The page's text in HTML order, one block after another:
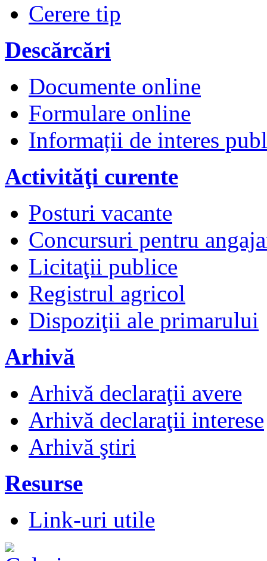
Cerere tip
Descărcări
Documente online
Formulare online
Informații de interes
Activităţi curente
Posturi vacante
Concursuri pentru
Licitaţii publice
Registrul agricol
Dispoziţii ale primarului
Arhivă
Arhivă declaraţii avere
Arhivă declaraţii interese
Arhivă ştiri
Resurse
Link-uri utile